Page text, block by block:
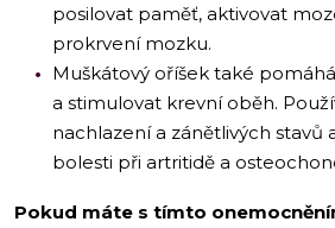
posilovat paměť, aktivovat
prokrvení mozku.
Muškátový oříšek také
a stimulovat krevní oběh.
nachlazení a zánětlivých
bolesti při artritidě a
Pokud máte s tímto